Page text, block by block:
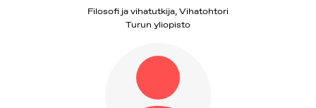
Filosofi ja vihatutkija, Vihatohtori
Turun yliopisto